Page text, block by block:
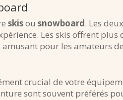
skisousnowboard. Les
Les skis offrent
pour les amateurs
crucial de votre
sont souvent préférés